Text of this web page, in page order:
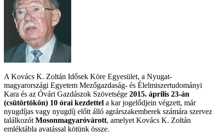
A Kovács K. Zoltán Idősek Köre Egyesület, a Nyugat-
magyarországi Egyetem Mezőgazdaság- és Élelmiszertudományi
Kara és az Óvári Gazdászok Szövetsége 2015. április 23-án
(csütörtökön) 10 órai kezdettel a kar jogelődjein végzett, már
nyugdíjas vagy nyugdíj előtt álló agrárszakemberek számára szervez
találkozót Mosonmagyaróvárott, amelyet Kovács K. Zoltán
emléktábla avatással kötünk össze.